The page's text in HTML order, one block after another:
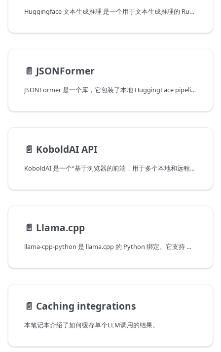
Huggingface 文本生成推理 是一个用于文本生成推理的 Rust、Python 和 gRPC 服务器。在 HuggingFace 中用于支持 LLMs api-inference 小部件的生产环境。
📄️ JSONFormer
JSONFormer 是一个库，它包装了本地 HuggingFace pipeline 模型，用于对 JSON Schema 的子集进行结构化解码。
📄️ KoboldAI API
KoboldAI 是一个“基于浏览器的前端，用于多个本地和远程AI模型辅助写作...”。它有一个公共和本地的API，可以在langchain中使用。
📄️ Llama.cpp
llama-cpp-python 是 llama.cpp 的 Python 绑定。它支持 多个 LLMs。
📄️ Caching integrations
本笔记本介绍了如何缓存单个LLM调用的结果。